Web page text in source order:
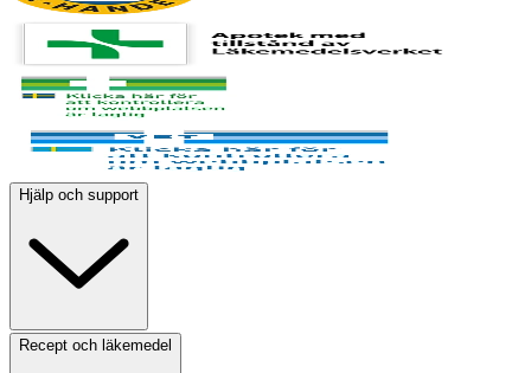
Hjälp och support
Recept och läkemedel